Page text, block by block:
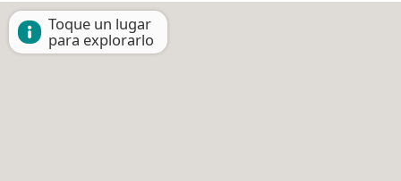
Toque un lugar
para explorarlo